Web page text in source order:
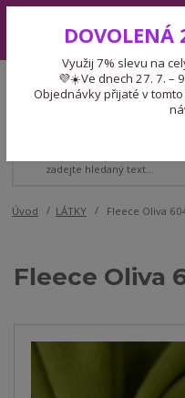
7. – 9. 8. 2026 čerpáme
odešleme
Expedice 775 866 913
Po-Čt 9-15:30 Pá 9-14:30 Pauza
Úvod LÁTKY Fleece Oliva
Fleece Oliva
DOVOLENÁ
Využij 7% slevu na
💜☀️Ve dnech 27. 7. –
Objednávky přijaté v